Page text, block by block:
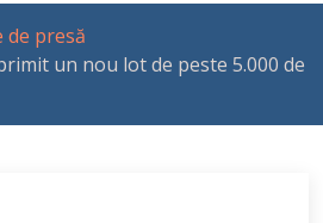
de presă
un nou lot de peste 5.000 de